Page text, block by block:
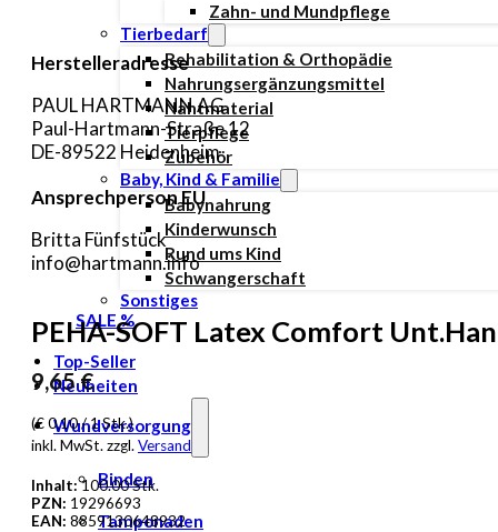
Zahn- und Mundpflege
Tierbedarf
Rehabilitation & Orthopädie
Nahrungsergänzungsmittel
Nahtmaterial
Tierpflege
Zubehör
Baby, Kind & Familie
Babynahrung
Kinderwunsch
Rund ums Kind
Schwangerschaft
Sonstiges
SALE %
Top-Seller
Neuheiten
Wundversorgung
Binden
Tamponaden
Herstelleradresse
PAUL HARTMANN AG
Paul-Hartmann-Straße 12
DE-89522 Heidenheim
Ansprechperson EU
Britta Fünfstück
info@hartmann.info
PEHA-SOFT Latex Comfort
9,65€
(€ 0,10 / 1 Stk.)
inkl. MwSt. zzgl.Versand
Inhalt:100.00 Stk.
PZN: 19296693
EAN: 8859130648932